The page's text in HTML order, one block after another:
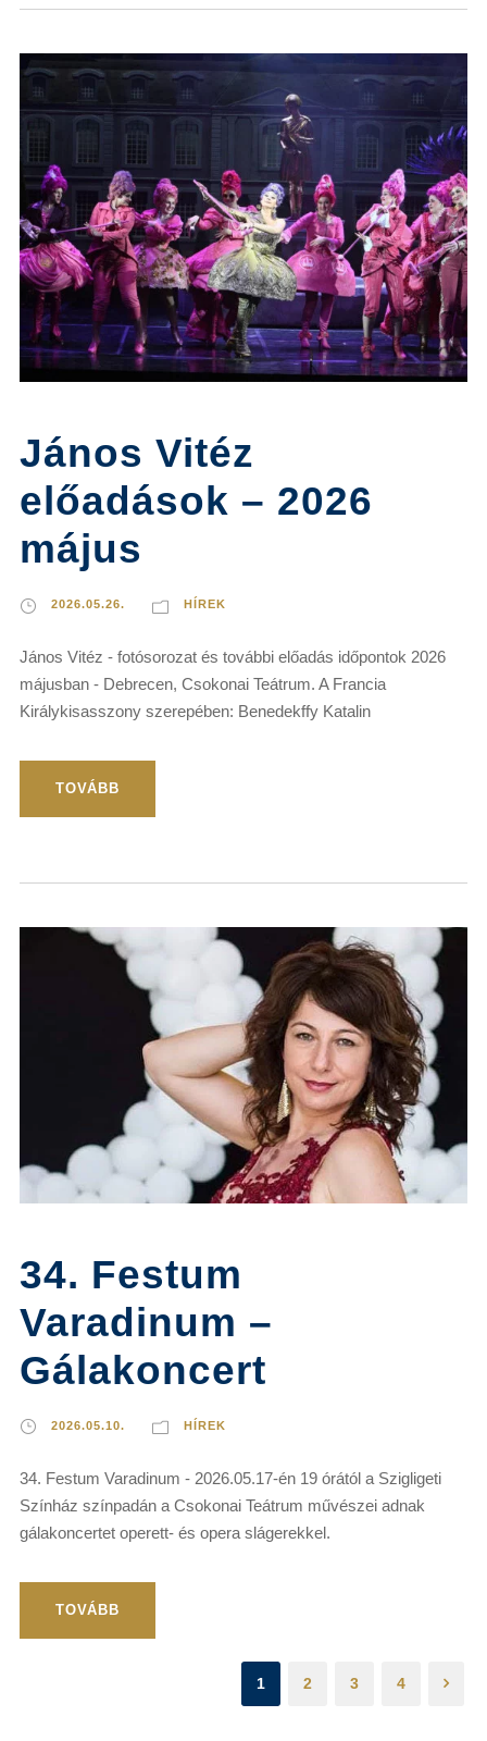
János Vitéz
előadások – 2026
május
2026.05.26. HÍREK
János Vitéz - fotósorozat és további előadás időpontok 2026
májusban - Debrecen, Csokonai Teátrum. A Francia
Királykisasszony szerepében: Benedekffy Katalin
TOVÁBB
34. Festum
Varadinum –
Gálakoncert
2026.05.10. HÍREK
34. Festum Varadinum - 2026.05.17-én 19 órától a Szigligeti
Színház színpadán a Csokonai Teátrum művészei adnak
gálakoncertet operett- és opera slágerekkel.
TOVÁBB
1 2 3 4